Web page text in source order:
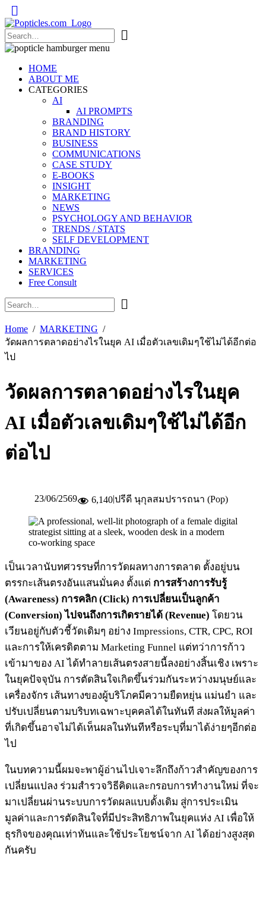
Popticles.com
HOME
ABOUT ME
CATEGORIES
AI
AI PROMPTS
BRANDING
BRAND HISTORY
BUSINESS
COMMUNICATIONS
CASE STUDY
E-BOOKS
INSIGHT
MARKETING
NEWS
PSYCHOLOGY AND BEHAVIOR
TRENDS / STATS
SELF DEVELOPMENT
BRANDING
MARKETING
SERVICES
Free Consult
Home
MARKETING
วัดผลการตลาดอย่างไรในยุค AI เมื่อตัวเลขเดิมๆใช้ไม่ได้อีกต่อ
ไป
วัดผลการตลาดอย่างไรในยุค
AI เมื่อตัวเลขเดิมๆใช้ไม่ได้อีก
ต่อไป
23/06/2569 6,140|ปรีดี นุกุลสมปรารถนา (Pop)
เป็นเวลานับทศวรรษที่การวัดผลทางการตลาด ตั้งอยู่บน
ตรรกะเส้นตรงอันแสนมั่นคง ตั้งแต่ การสร้างการรับรู้
(Awareness) การคลิก (Click) การเปลี่ยนเป็นลูกค้า
(Conversion) ไปจนถึงการเกิดรายได้ (Revenue) โดยวน
เวียนอยู่กับตัวชี้วัดเดิมๆ อย่าง Impressions, CTR, CPC, ROI
และการให้เครดิตตาม Marketing Funnel แต่ทว่าการก้าว
เข้ามาของ AI ได้ทำลายเส้นตรงสายนี้ลงอย่างสิ้นเชิง เพราะ
ในยุคปัจจุบัน การตัดสินใจเกิดขึ้นร่วมกันระหว่างมนุษย์และ
เครื่องจักร เส้นทางของผู้บริโภคมีความยืดหยุ่น แม่นยำ และ
ปรับเปลี่ยนตามบริบทเฉพาะบุคคลได้ในทันที ส่งผลให้มูลค่า
ที่เกิดขึ้นอาจไม่ได้เห็นผลในทันทีหรือระบุที่มาได้ง่ายๆอีกต่อ
ไป
ในบทความนี้ผมจะพาผู้อ่านไปเจาะลึกถึงก้าวสำคัญของการ
เปลี่ยนแปลง ร่วมสำรวจวิธีคิดและกรอบการทำงานใหม่ ที่จะ
มาเปลี่ยนผ่านระบบการวัดผลแบบดั้งเดิม สู่การประเมิน
มูลค่าและการตัดสินใจที่มีประสิทธิภาพในยุคแห่ง AI เพื่อให้
ธุรกิจของคุณเท่าทันและใช้ประโยชน์จาก AI ได้อย่างสูงสุด
กันครับ